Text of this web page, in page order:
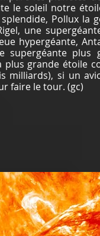
le soleil notre
Pollux la
une
hypergéante,
supergéante plus
grande étoile
milliards), si un
faire le tour. (gc)